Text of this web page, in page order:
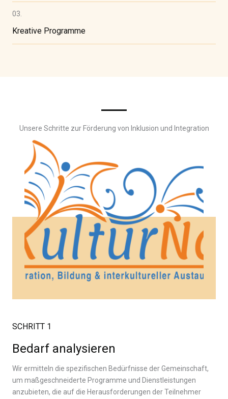
03.
Kreative Programme
Unsere Schritte zur Förderung von Inklusion und Integration
SCHRITT 1
Bedarf analysieren
Wir ermitteln die spezifischen Bedürfnisse der Gemeinschaft,
um maßgeschneiderte Programme und Dienstleistungen
anzubieten, die auf die Herausforderungen der Teilnehmer